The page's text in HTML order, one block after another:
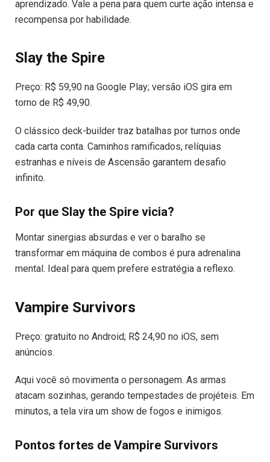
aprendizado. Vale a pena para quem curte ação intensa e
recompensa por habilidade.
Slay the Spire
Preço: R$ 59,90 na Google Play; versão iOS gira em
torno de R$ 49,90.
O clássico deck-builder traz batalhas por turnos onde
cada carta conta. Caminhos ramificados, relíquias
estranhas e níveis de Ascensão garantem desafio
infinito.
Por que Slay the Spire vicia?
Montar sinergias absurdas e ver o baralho se
transformar em máquina de combos é pura adrenalina
mental. Ideal para quem prefere estratégia a reflexo.
Vampire Survivors
Preço: gratuito no Android; R$ 24,90 no iOS, sem
anúncios.
Aqui você só movimenta o personagem. As armas
atacam sozinhas, gerando tempestades de projéteis. Em
minutos, a tela vira um show de fogos e inimigos.
Pontos fortes de Vampire Survivors